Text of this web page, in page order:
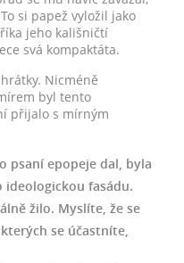
si papež vyložil jako
jeho kališničtí
svá kompaktáta.
Nicméně
byl tento
přijalo s mírným
psaní epopeje dal, byla
fasádu.
žilo. Myslíte, že se
se účastníte,